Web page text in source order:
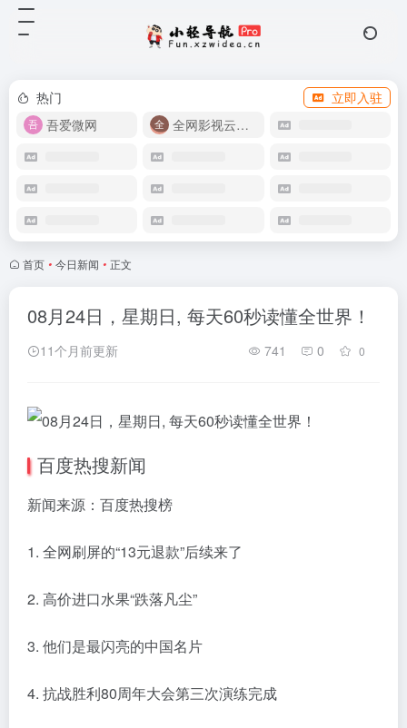
热门
立即入驻
吾爱微网
全网影视云盘资源
首页 • 今日新闻 • 正文
08月24日，星期日, 每天60秒读懂全世界！
11个月前更新 741 0 0
百度热搜新闻
新闻来源：百度热搜榜
1. 全网刷屏的“13元退款”后续来了
2. 高价进口水果“跌落凡尘”
3. 他们是最闪亮的中国名片
4. 抗战胜利80周年大会第三次演练完成